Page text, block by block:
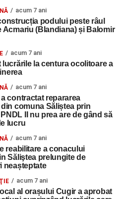
acum 7 ani
podului peste râul
Acmariu (Blandiana) și Balomir
acum 7 ani
lucrările la centura ocolitoare a
acum 7 ani
a contractat repararea
comuna Săliștea prin
II nu prea are de gând să
lucru
acum 7 ani
reabilitare a conacului
Săliştea prelungite de
neașteptate
acum 7 ani
al orașului Cugir a aprobat